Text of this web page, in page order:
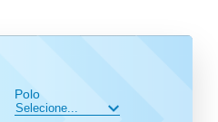
Polo